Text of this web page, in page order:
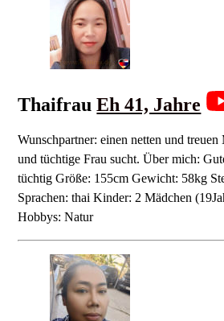
ThaifrauEh 41, Jahre
Wunschpartner: einen netten und treuen
und tüchtige Frau sucht. Über mich:
tüchtig Größe: 155cm Gewicht: 58kg
Sprachen: thai Kinder: 2 Mädchen
Hobbys: Natur